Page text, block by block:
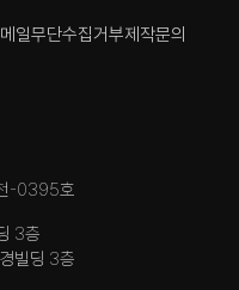
일무단수집거부제작문의
-0395호
3층
빌딩 3층